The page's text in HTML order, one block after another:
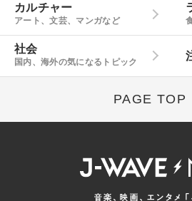
カルチャー
アート、文芸、マンガなど
社会
国内、海外の気になるトピック
PAGE TOP